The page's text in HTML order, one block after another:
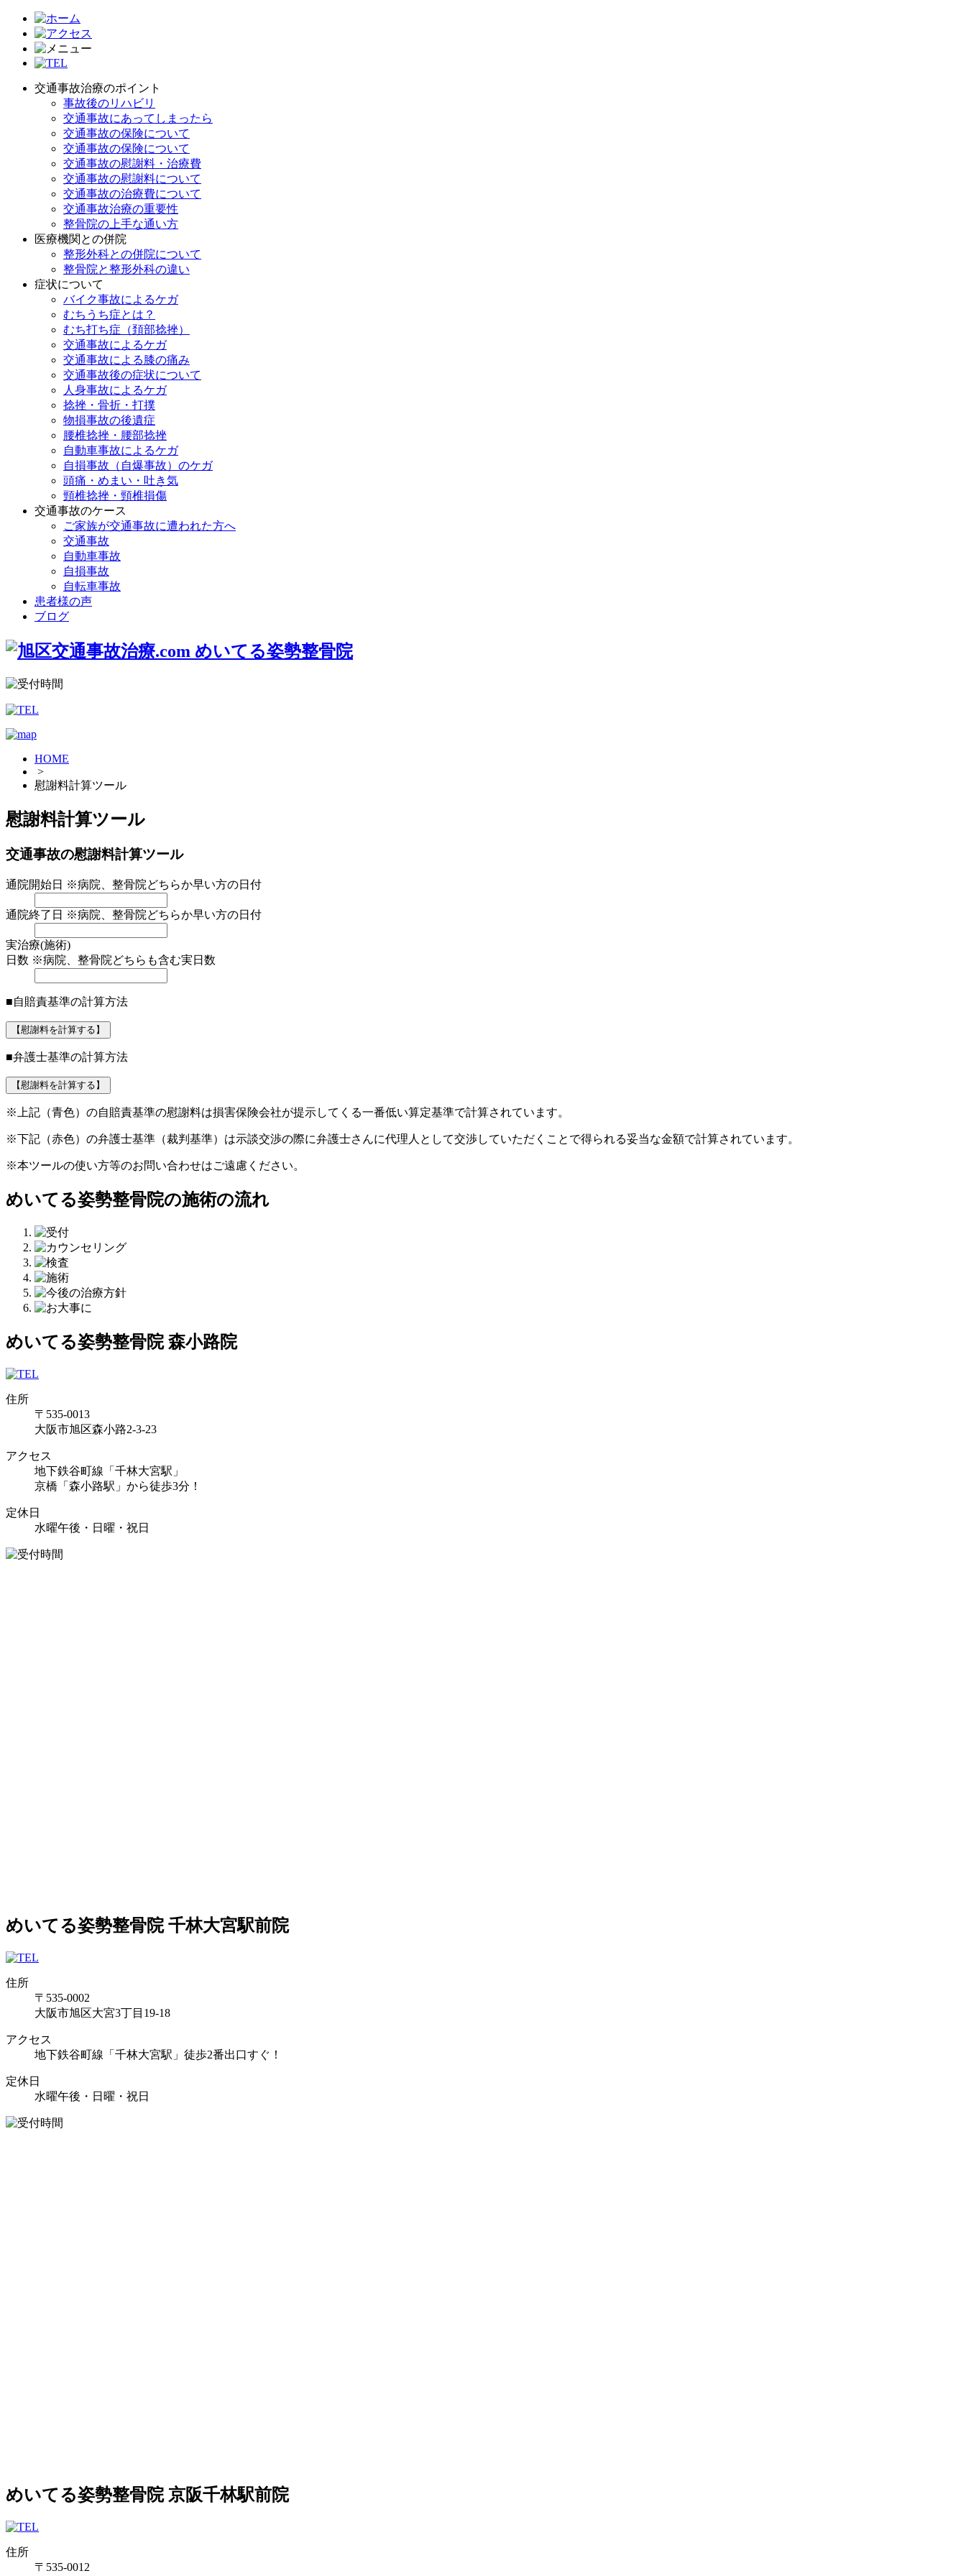
交通事故治療のポイント
事故後のリハビリ
交通事故にあってしまったら
交通事故の保険について
交通事故の保険について
交通事故の慰謝料・治療費
交通事故の慰謝料について
交通事故の治療費について
交通事故治療の重要性
整骨院の上手な通い方
医療機関との併院
整形外科との併院について
整骨院と整形外科の違い
症状について
バイク事故によるケガ
むちうち症とは？
むち打ち症（頚部捻挫）
交通事故によるケガ
交通事故による膝の痛み
交通事故後の症状について
人身事故によるケガ
捻挫・骨折・打撲
物損事故の後遺症
腰椎捻挫・腰部捻挫
自動車事故によるケガ
自損事故（自爆事故）のケガ
頭痛・めまい・吐き気
頸椎捻挫・頸椎損傷
交通事故のケース
ご家族が交通事故に遭われた方へ
交通事故
自動車事故
自損事故
自転車事故
患者様の声
ブログ
HOME
>
慰謝料計算ツール
慰謝料計算ツール
交通事故の慰謝料計算ツール
通院開始日 ※病院、整骨院どちらか早い方の日付
通院終了日 ※病院、整骨院どちらか早い方の日付
実治療(施術)
日数 ※病院、整骨院どちらも含む実日数
■自賠責基準の計算方法
【慰謝料を計算する】
■弁護士基準の計算方法
【慰謝料を計算する】
※上記（青色）の自賠責基準の慰謝料は損害保険会社が提示してくる一番低い算定基準で計算されています。
※下記（赤色）の弁護士基準（裁判基準）は示談交渉の際に弁護士さんに代理人として交渉していただくことで得られる妥当な金額で計算されています。
※本ツールの使い方等のお問い合わせはご遠慮ください。
めいてる姿勢整骨院の施術の流れ
めいてる姿勢整骨院 森小路院
住所
〒535-0013
大阪市旭区森小路2-3-23
アクセス
地下鉄谷町線「千林大宮駅」
京橋「森小路駅」から徒歩3分！
定休日
水曜午後・日曜・祝日
めいてる姿勢整骨院 千林大宮駅前院
住所
〒535-0002
大阪市旭区大宮3丁目19-18
アクセス
地下鉄谷町線「千林大宮駅」徒歩2番出口すぐ！
定休日
水曜午後・日曜・祝日
めいてる姿勢整骨院 京阪千林駅前院
住所
〒535-0012